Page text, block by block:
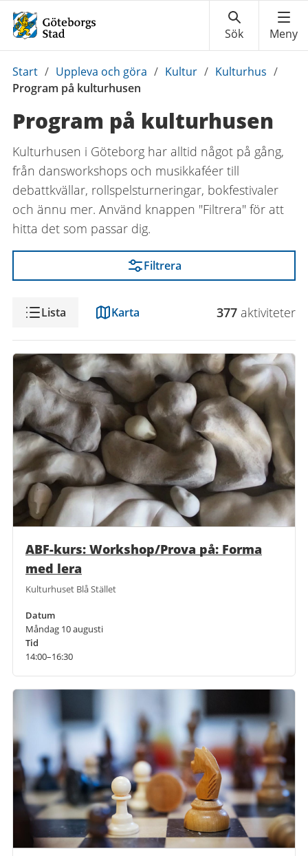
Du
är
Start / Uppleva och göra / Kultur / Kulturhus /
Program på kulturhusen
Program på kulturhusen
Kulturhusen i Göteborg har alltid något på gång,
från dansworkshops och musikkaféer till
debattkvällar, rollspelsturneringar, bokfestivaler
och ännu mer. Använd knappen "Filtrera" för att
hitta det som passar dig.
Filtrera
VisningLista Karta 377 aktiviteter
ABF-kurs: Workshop/Prova på: Forma
med lera
Kulturhuset Blå Stället
Datum
Måndag 10 augusti
Tid
14:00–16:30